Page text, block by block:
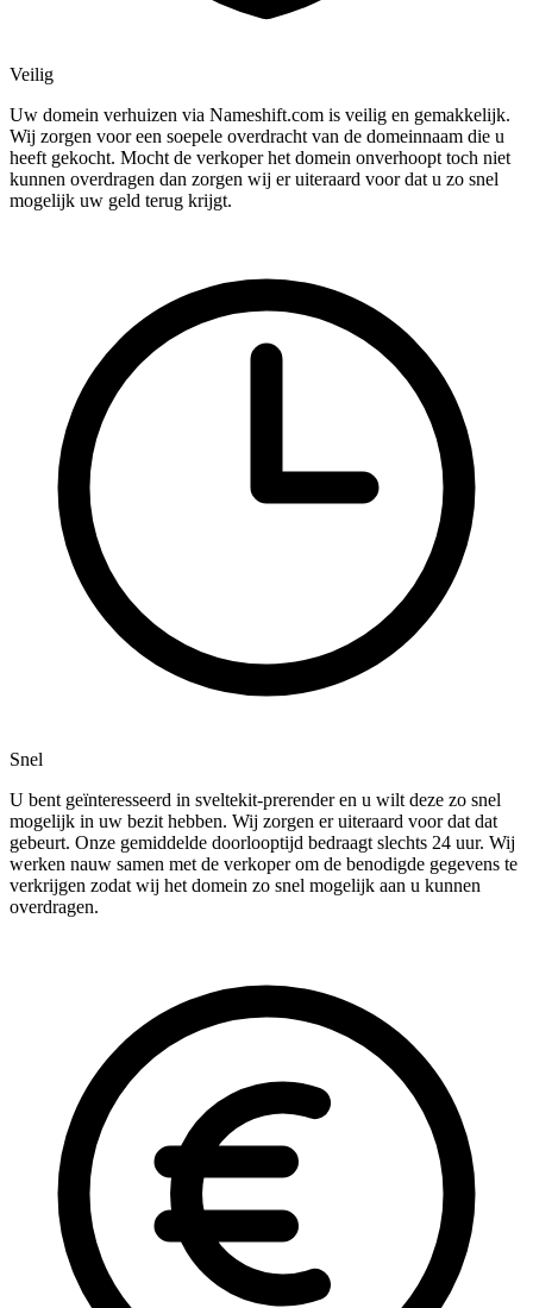
Veilig
Uw domein verhuizen via Nameshift.com is veilig en gemakkelijk.
Wij zorgen voor een soepele overdracht van de domeinnaam die u
heeft gekocht. Mocht de verkoper het domein onverhoopt toch niet
kunnen overdragen dan zorgen wij er uiteraard voor dat u zo snel
mogelijk uw geld terug krijgt.
Snel
U bent geïnteresseerd in sveltekit-prerender en u wilt deze zo snel
mogelijk in uw bezit hebben. Wij zorgen er uiteraard voor dat dat
gebeurt. Onze gemiddelde doorlooptijd bedraagt slechts 24 uur. Wij
werken nauw samen met de verkoper om de benodigde gegevens te
verkrijgen zodat wij het domein zo snel mogelijk aan u kunnen
overdragen.